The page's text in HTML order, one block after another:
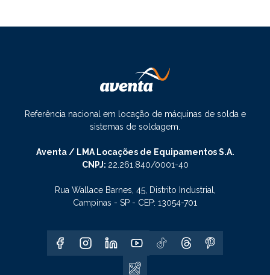
Referência nacional em locação de máquinas de solda e
sistemas de soldagem.
Aventa / LMA Locações de Equipamentos S.A.
CNPJ: 22.261.840/0001-40
Rua Wallace Barnes, 45, Distrito Industrial,
Campinas - SP - CEP: 13054-701